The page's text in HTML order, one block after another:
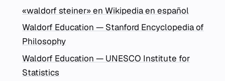
«waldorf steiner» en Wikipedia en español
Waldorf Education — Stanford Encyclopedia of
Philosophy
Waldorf Education — UNESCO Institute for
Statistics